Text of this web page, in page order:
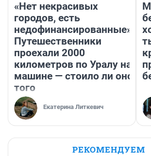
«Нет некрасивых
городов, есть
недофинансированные».
Путешественники
проехали 2000
километров по Уралу на
машине — стоило ли оно
того
Екатерина Литкевич
РЕКОМЕНДУЕМ